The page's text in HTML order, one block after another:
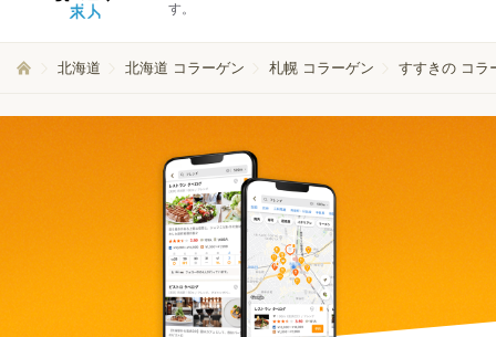
す。
北海道 北海道 コラーゲン 札幌 コラーゲン すすきの コラ